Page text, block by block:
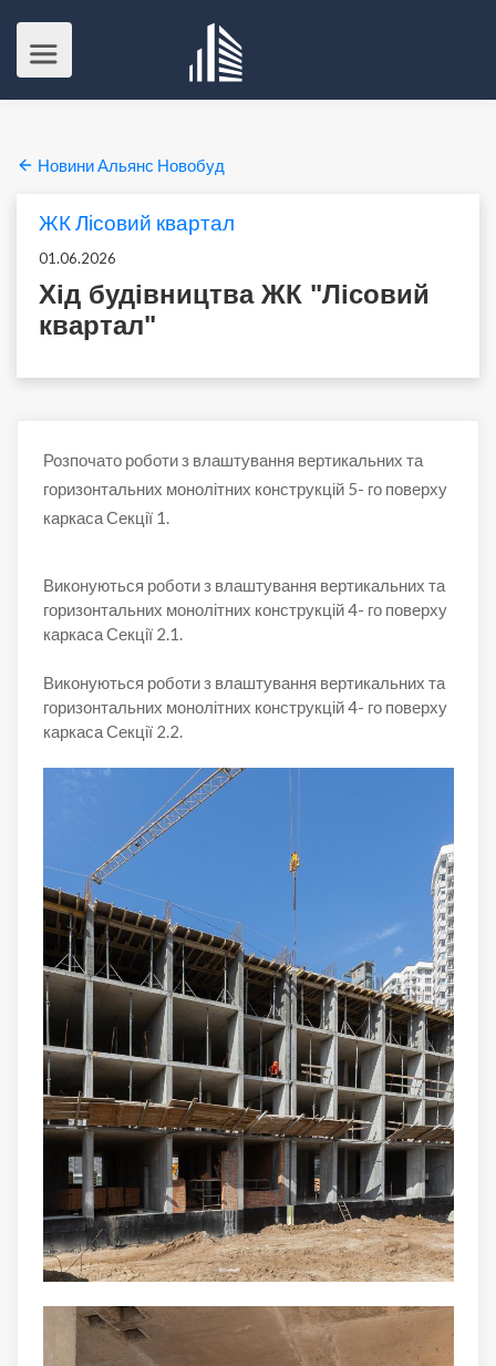
Новини Альянс Новобуд
ЖК Лісовий квартал
01.06.2026
Хід будівництва ЖК "Лісовий
квартал"
Розпочато роботи з влаштування вертикальних та
горизонтальних монолітних конструкцій 5- го поверху
каркаса Секції 1.
Виконуються роботи з влаштування вертикальних та
горизонтальних монолітних конструкцій 4- го поверху
каркаса Секції 2.1.
Виконуються роботи з влаштування вертикальних та
горизонтальних монолітних конструкцій 4- го поверху
каркаса Секції 2.2.